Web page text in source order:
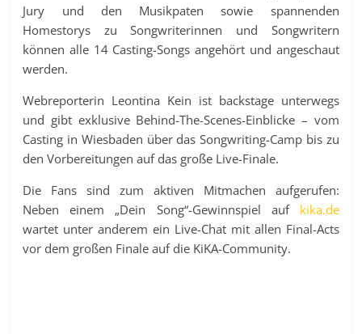
Jury und den Musikpaten sowie spannenden
Homestorys zu Songwriterinnen und Songwritern
können alle 14 Casting-Songs angehört und angeschaut
werden.
Webreporterin Leontina Kein ist backstage unterwegs
und gibt exklusive Behind-The-Scenes-Einblicke – vom
Casting in Wiesbaden über das Songwriting-Camp bis zu
den Vorbereitungen auf das große Live-Finale.
Die Fans sind zum aktiven Mitmachen aufgerufen:
Neben einem „Dein Song“-Gewinnspiel auf kika.de
wartet unter anderem ein Live-Chat mit allen Final-Acts
vor dem großen Finale auf die KiKA-Community.